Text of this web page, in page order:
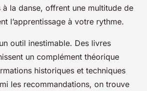
la danse, offrent une multitude de
l’apprentissage à votre rythme.
outil inestimable. Des livres
un complément théorique
historiques et techniques
les recommandations, on trouve